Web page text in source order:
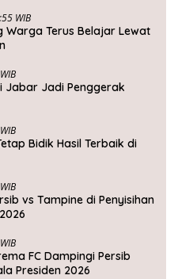
WIB
Warga Terus Belajar Lewat
Jabar Jadi Penggerak
Bidik Hasil Terbaik di
vs Tampine di Penyisihan
FC Dampingi Persib
Presiden 2026